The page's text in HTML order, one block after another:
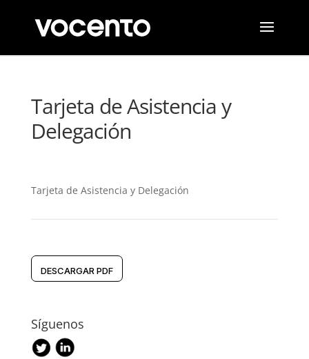
Tarjeta de Asistencia y
Delegación
Tarjeta de Asistencia y Delegación
DESCARGAR PDF
Síguenos